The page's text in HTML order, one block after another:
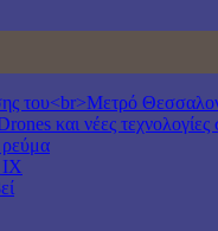
του<br>Μετρό
και νέες